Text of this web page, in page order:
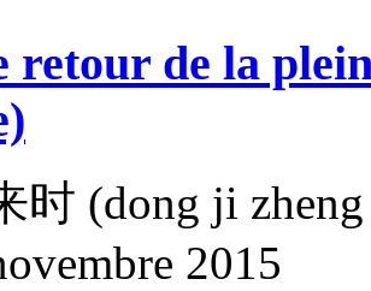
retour de la
时 (dong ji
2015